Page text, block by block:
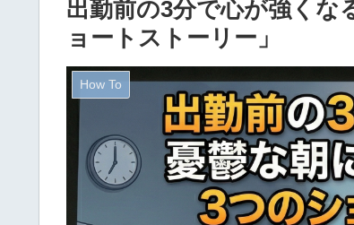
出勤前の3分で心が強くな
ョートストーリー」
How To